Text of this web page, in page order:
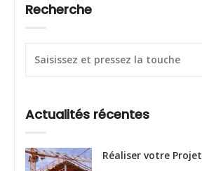
Recherche
Actualités récentes
Réaliser votre Projet